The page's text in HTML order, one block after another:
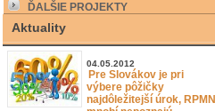
ĎALŠIE PROJEKTY
Aktuality
04.05.2012
Pre Slovákov je pri
výbere pôžičky
najdôležitejší úrok, RPMN